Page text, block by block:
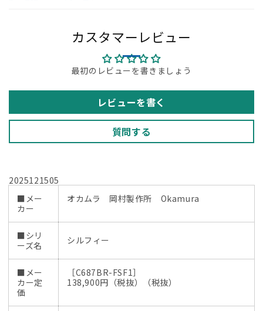
2025121505【中
オ
ス
家
具】
数
を
減
ら
能
ポ
ッ
2025121505【中
オ
ス
家
数
を
増
カスタマーレビュー
最初のレビューを書きましょう
レビューを書く
質問する
2025121505
■メー
カー
オカムラ 岡村製作所 Okamura
■シリ
ーズ名
シルフィー
■メー
カー定
価
［C687BR-FSF1］
138,900円（税抜）（税抜）